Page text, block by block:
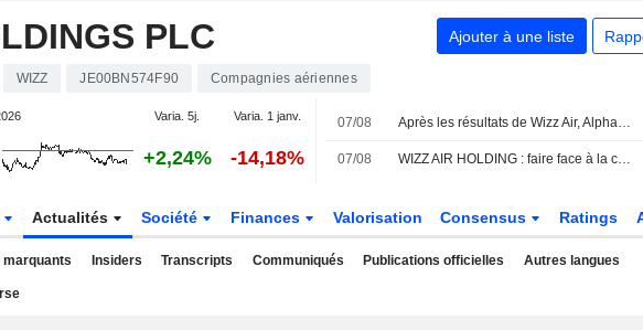
PLC Ajouter à une liste
WIZZ JE00BN574F90 Compagnies aériennes
Varia. 5j. Varia. 1 janv.
+2,24% -14,18%
07/08 Après les résultats de Wizz Air, AlphaValue confirme son conseil sur le titre
07/08 WIZZ AIR HOLDING : faire face à la croissance
Actualités Société Finances Valorisation Consensus Ratings
marquants Insiders Transcripts Communiqués Publications officielles Autres langues